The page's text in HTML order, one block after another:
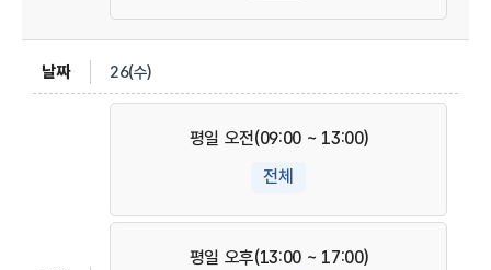
26(수)
평일 오전(09:00 ~ 13:00)
전체
평일 오후(13:00 ~ 17:00)